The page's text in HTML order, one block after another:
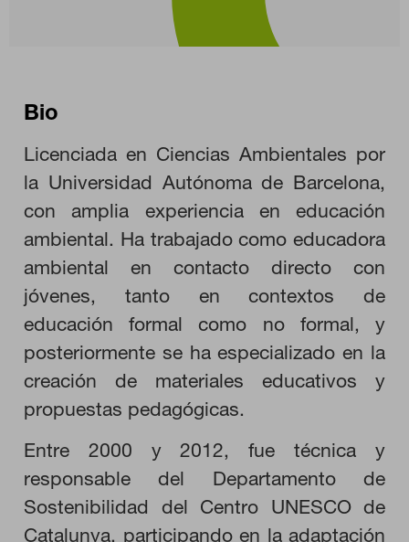
Bio
Licenciada en Ciencias Ambientales por
la Universidad Autónoma de Barcelona,
con amplia experiencia en educación
ambiental. Ha trabajado como educadora
ambiental en contacto directo con
jóvenes, tanto en contextos de
educación formal como no formal, y
posteriormente se ha especializado en la
creación de materiales educativos y
propuestas pedagógicas.
Entre 2000 y 2012, fue técnica y
responsable del Departamento de
Sostenibilidad del Centro UNESCO de
Catalunya, participando en la adaptación
RECHAZAR TODO
HABILITAR TODO
Cookies necesarias
Estas cookies son necesarias para que el sitio web funcione y
no se pueden desactivar en nuestros sistemas. Puede
configurar su navegador para bloquear o alertar sobre estas
cookies, pero alguna áreas del sitio no funcionarán. Estas
cookies no almacenan ninguna información de identificación
personal.
Cookies de rendimiento
tráfico para poder evaluar el rendimiento de nuestro sitio y
menos visitadas, y cómo los visitantes navegan por el sitio.
Toda la información que recogen estas cookies es agregada y,